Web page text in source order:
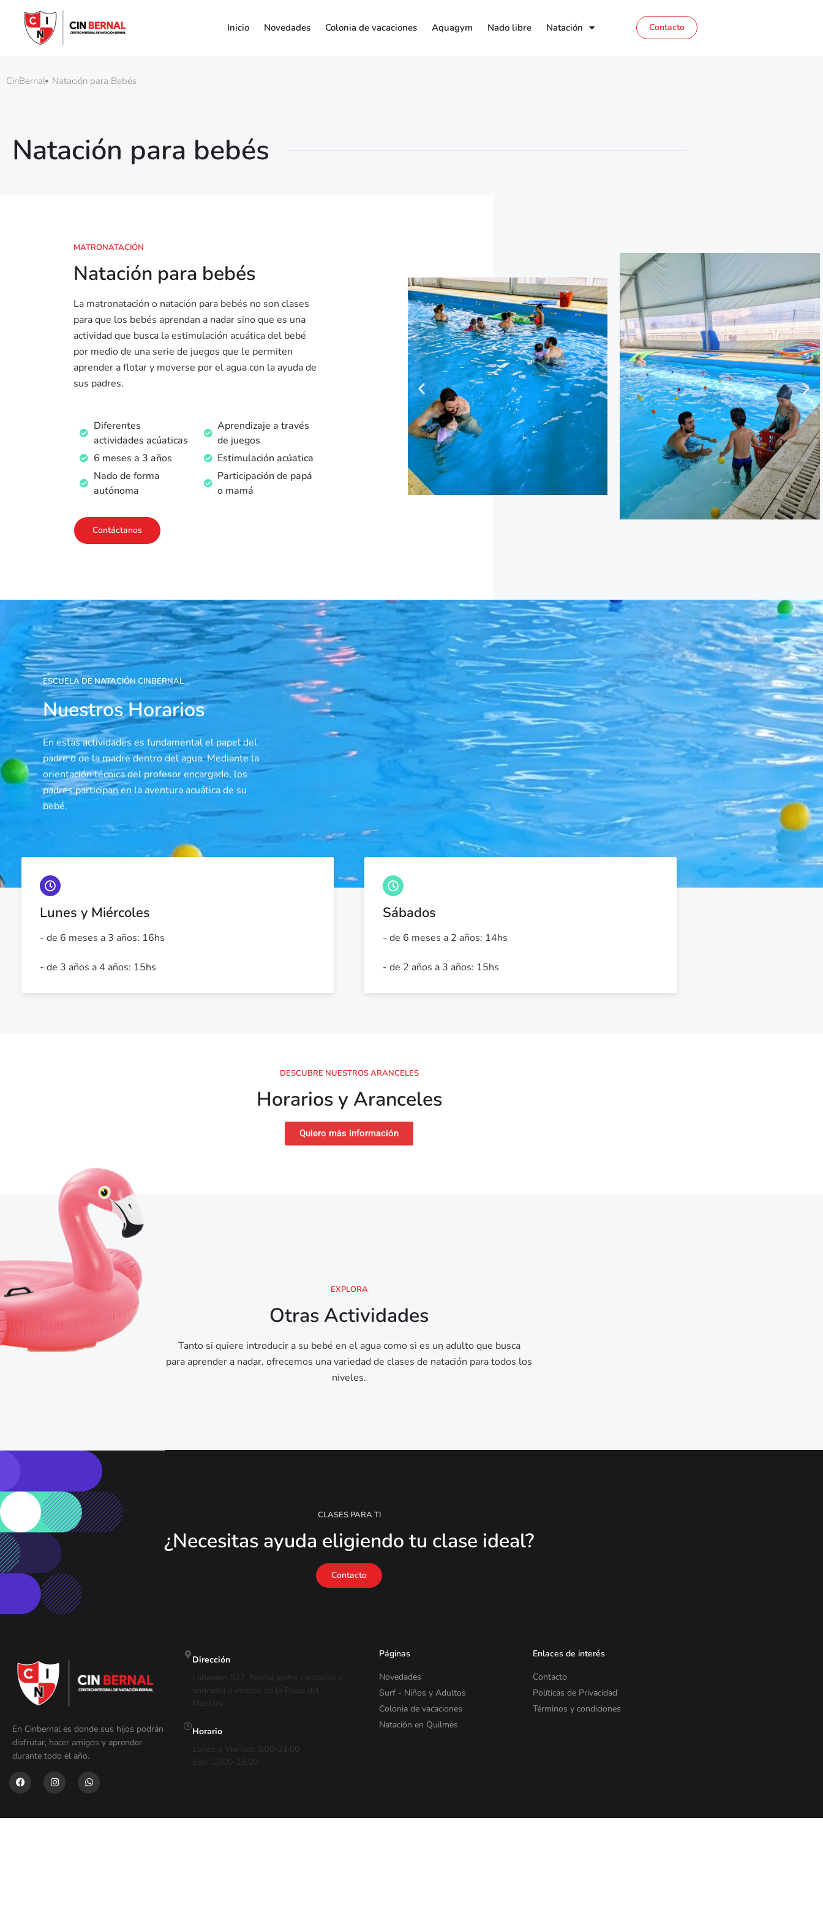
Inicio Novedades Colonia de vacaciones Aquagym Nado libre Natación Contacto
CinBernal Natación para Bebés
Natación para bebés
MATRONATACIÓN
Natación para bebés
La matronatación o natación para bebés no son clases
para que los bebés aprendan a nadar sino que es una
actividad que busca la estimulación acuática del bebé
por medio de una serie de juegos que le permiten
aprender a flotar y moverse por el agua con la ayuda de
sus padres.
Diferentes
actividades acúaticas
6 meses a 3 años
Nado de forma
autónoma
Aprendizaje a través
de juegos
Estimulación acúatica
Participación de papá
o mamá
Contáctanos
ESCUELA DE NATACIÓN CINBERNAL
Nuestros Horarios
En estas actividades es fundamental el papel del
padre o de la madre dentro del agua. Mediante la
orientación técnica del profesor encargado, los
padres participan en la aventura acuática de su
bebé.
Lunes y Miércoles
- de 6 meses a 3 años: 16hs
- de 3 años a 4 años: 15hs
Sábados
- de 6 meses a 2 años: 14hs
- de 2 años a 3 años: 15hs
DESCUBRE NUESTROS ARANCELES
Horarios y Aranceles​
Quiero más información
EXPLORA
Otras Actividades
Tanto si quiere introducir a su bebé en el agua como si es un adulto que busca
para aprender a nadar, ofrecemos una variedad de clases de natación para todos los
niveles.
CLASES PARA TI
¿Necesitas ayuda eligiendo tu clase ideal?
Contacto
En Cinbernal es donde sus hijos podrán
disfrutar, hacer amigos y aprender
durante todo el año.
Dirección
Labarden 527, Bernal (entre carabelas y
andrade) a metros de la Plaza del
Maestro
Horario
Lunes a Viernes: 8:00-21:00
Sab: 10:00-16:00
Páginas
Novedades
Surf - Niños y Adultos
Colonia de vacaciones
Natación en Quilmes
Enlaces de interés
Contacto
Políticas de Privacidad
Términos y condiciones